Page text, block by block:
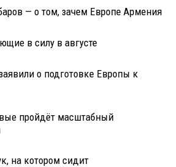
— о том, зачем Европе Армения
в силу в августе
о подготовке Европы к
пройдёт масштабный
на котором сидит